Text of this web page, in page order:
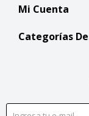
Mi Cuenta
Categorías